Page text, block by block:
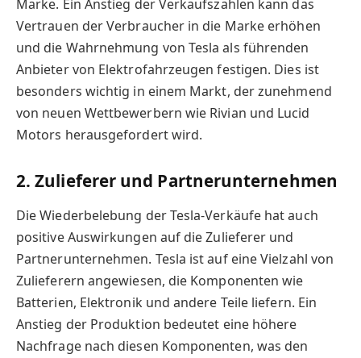
Marke. Ein Anstieg der Verkaufszahlen kann das
Vertrauen der Verbraucher in die Marke erhöhen
und die Wahrnehmung von Tesla als führenden
Anbieter von Elektrofahrzeugen festigen. Dies ist
besonders wichtig in einem Markt, der zunehmend
von neuen Wettbewerbern wie Rivian und Lucid
Motors herausgefordert wird.
2. Zulieferer und Partnerunternehmen
Die Wiederbelebung der Tesla-Verkäufe hat auch
positive Auswirkungen auf die Zulieferer und
Partnerunternehmen. Tesla ist auf eine Vielzahl von
Zulieferern angewiesen, die Komponenten wie
Batterien, Elektronik und andere Teile liefern. Ein
Anstieg der Produktion bedeutet eine höhere
Nachfrage nach diesen Komponenten, was den